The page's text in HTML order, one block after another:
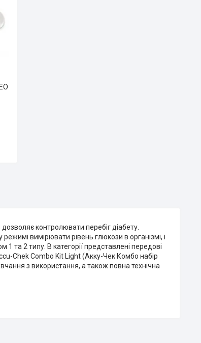
контролювати перебіг діабету.
вимірювати рівень глюкози в організмі, і
та 2 типу. В категорії представлені передові
Chek Combo Kit Light (Акку-Чек Комбо набір
з використання, а також повна технічна